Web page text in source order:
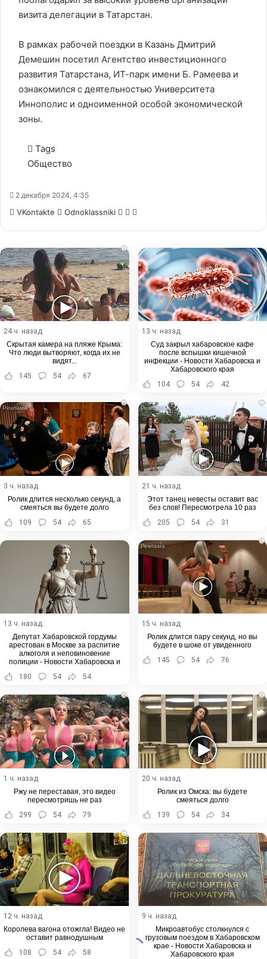
визита делегации в Татарстан.
В рамках рабочей поездки в Казань Дмитрий
Демешин посетил Агентство инвестиционного
развития Татарстана, ИТ-парк имени Б. Рамеева и
ознакомился с деятельностью Университета
Иннополис и одноименной особой экономической
зоны.
Tags
Общество
2 декабря 2024, 4:35
VKontakte Odnoklassniki WhatsApp
Telegram
i
24 ч. назад
Скрытая камера на пляже Крыма:
Что люди вытворяют, когда их не
видят...
145
54 67
13 ч. назад
Суд закрыл хабаровское кафе
после вспышки кишечной
инфекции - Новости Хабаровска и
Хабаровского края
104
54 42
i
3 ч. назад
Ролик длится несколько секунд, а
смеяться вы будете долго
109
54 65
i
21 ч. назад
Этот танец невесты оставит вас
без слов! Пересмотрела 10 раз
205
54 31
13 ч. назад
Депутат Хабаровской гордумы
арестован в Москве за распитие
алкоголя и неповиновение
полиции - Новости Хабаровска и
180 54 54
i
15 ч. назад
Ролик длится пару секунд, но вы
будете в шоке от увиденного
145
54 76
i
1 ч. назад
Ржу не переставая, это видео
пересмотришь не раз
299
54 79
i
20 ч. назад
Ролик из Омска: вы будете
смеяться долго
139
54 34
i
12 ч. назад
Королева вагона отожгла! Видео не
оставит равнодушным
108
54 58
9 ч. назад
Микроавтобус столкнулся с
грузовым поездом в Хабаровском
крае - Новости Хабаровска и
Хабаровского края